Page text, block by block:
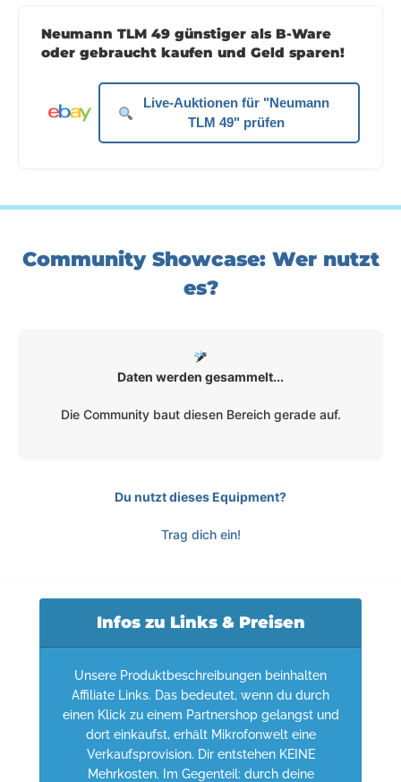
Neumann TLM 49 günstiger als B-Ware
oder gebraucht kaufen und Geld sparen!
Live-Auktionen für "Neumann
TLM 49" prüfen
Community Showcase: Wer nutzt
es?
Daten werden gesammelt...
Die Community baut diesen Bereich gerade auf.
Du nutzt dieses Equipment?
Trag dich ein!
Infos zu Links & Preisen
Unsere Produktbeschreibungen beinhalten
Affiliate Links. Das bedeutet, wenn du durch
einen Klick zu einem Partnershop gelangst und
dort einkaufst, erhält Mikrofonwelt eine
Verkaufsprovision. Dir entstehen KEINE
Mehrkosten. Im Gegenteil: durch deine